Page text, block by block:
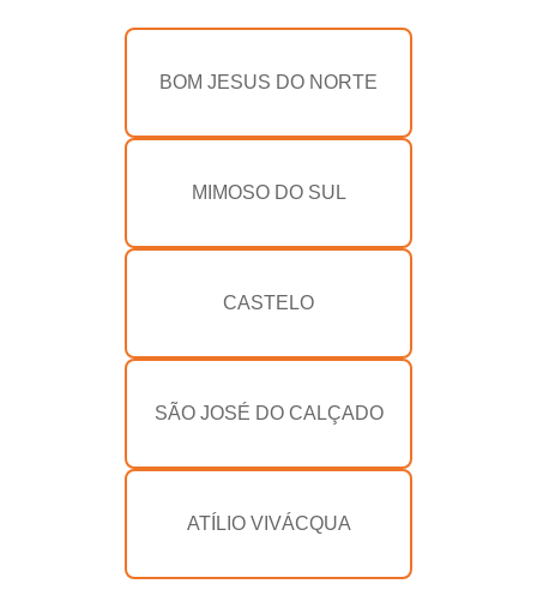
BOM JESUS DO NORTE
MIMOSO DO SUL
CASTELO
SÃO JOSÉ DO CALÇADO
ATÍLIO VIVÁCQUA